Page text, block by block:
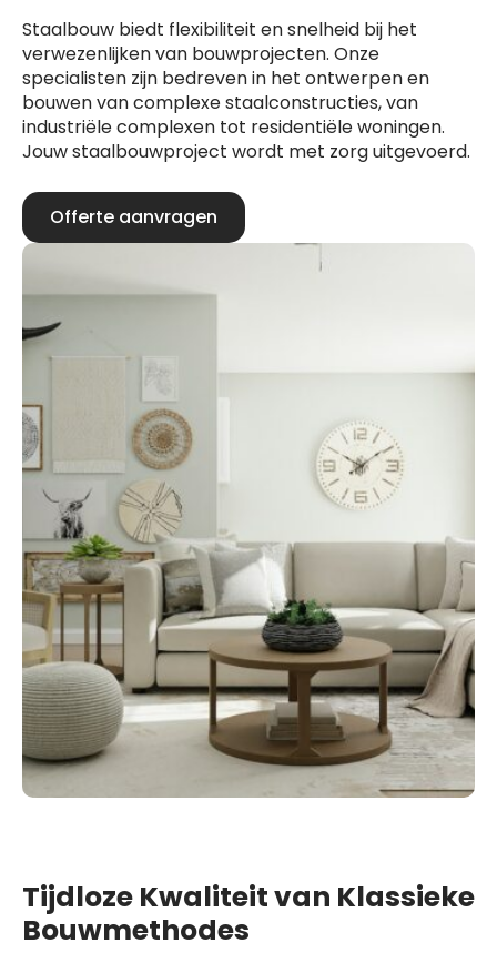
Staalbouw biedt flexibiliteit en snelheid bij het
verwezenlijken van bouwprojecten. Onze
specialisten zijn bedreven in het ontwerpen en
bouwen van complexe staalconstructies, van
industriële complexen tot residentiële woningen.
Jouw staalbouwproject wordt met zorg uitgevoerd.
Offerte aanvragen
Tijdloze Kwaliteit van Klassieke
Bouwmethodes